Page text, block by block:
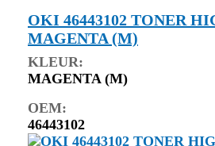
OKI 46443102 TONER
MAGENTA (M)
KLEUR:
MAGENTA (M)
OEM:
46443102